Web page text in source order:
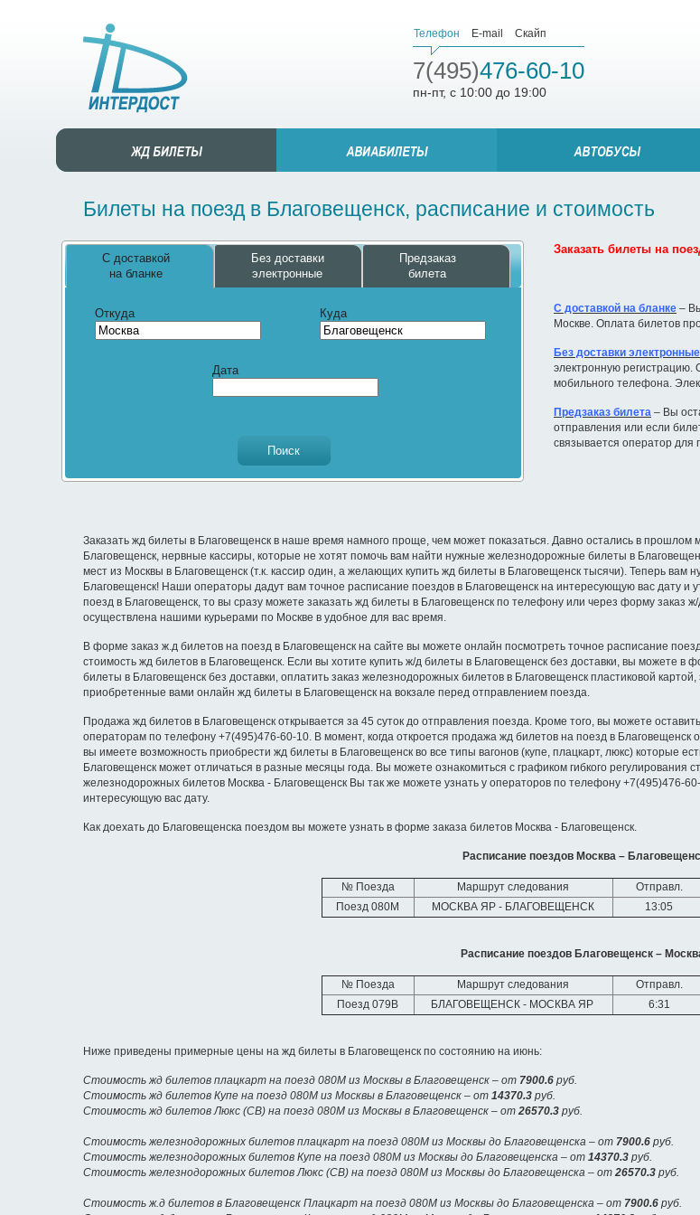
Телефон E-mail Скайп
7(495)476-60-10
пн-пт, с 10:00 до 19:00
Билеты на поезд в Благовещенск, расписание и стоимость
С доставкой
на бланке
Без доставки
электронные
Предзаказ
билета
Откуда Куда
Дата
Заказать билеты на
С доставкой на бланке –
Москве. Оплата билетов
Без доставки электронные
электронную регистрацию.
мобильного телефона.
Предзаказ билета – Вы
отправления или если
связывается оператор для
Заказать жд билеты в Благовещенск в наше время намного проще, чем может показаться. Давно остались в прошлом
Благовещенск, нервные кассиры, которые не хотят помочь вам найти нужные железнодорожные билеты в
мест из Москвы в Благовещенск (т.к. кассир один, а желающих купить жд билеты в Благовещенск тысячи). Теперь вам
Благовещенск! Наши операторы дадут вам точное расписание поездов в Благовещенск на интересующую вас дату
поезд в Благовещенск, то вы сразу можете заказать жд билеты в Благовещенск по телефону или через форму заказ
осуществлена нашими курьерами по Москве в удобное для вас время.
В форме заказ ж.д билетов на поезд в Благовещенск на сайте вы можете онлайн посмотреть точное расписание
стоимость жд билетов в Благовещенск. Если вы хотите купить ж/д билеты в Благовещенск без доставки, вы можете
билеты в Благовещенск без доставки, оплатить заказ железнодорожных билетов в Благовещенск пластиковой
приобретенные вами онлайн жд билеты в Благовещенск на вокзале перед отправлением поезда.
Продажа жд билетов в Благовещенск открывается за 45 суток до отправления поезда. Кроме того, вы можете
операторам по телефону +7(495)476-60-10. В момент, когда откроется продажа жд билетов на поезд в
вы имеете возможность приобрести жд билеты в Благовещенск во все типы вагонов (купе, плацкарт, люкс) которые
Благовещенск может отличаться в разные месяцы года. Вы можете ознакомиться с графиком гибкого
железнодорожных билетов Москва - Благовещенск Вы так же можете узнать у операторов по телефону +7(495)476-
интересующую вас дату.
Как доехать до Благовещенска поездом вы можете узнать в форме заказа билетов Москва - Благовещенск.
Расписание поездов Москва –
№ Поезда Маршрут следования Отправл.
Поезд 080М
МОСКВА ЯР - БЛАГОВЕЩЕНСК 13:05
Расписание поездов Благовещенск –
№ Поезда Маршрут следования Отправл.
Поезд 079В
БЛАГОВЕЩЕНСК - МОСКВА ЯР 6:31
Ниже приведены примерные цены на жд билеты в Благовещенск по состоянию на июнь:
Стоимость жд билетов плацкарт на поезд 080М из Москвы в Благовещенск – от 7900.6 руб.
Стоимость жд билетов Купе на поезд 080М из Москвы в Благовещенск – от 14370.3 руб.
Стоимость жд билетов Люкс (СВ) на поезд 080М из Москвы в Благовещенск – от 26570.3 руб.
Стоимость железнодорожных билетов плацкарт на поезд 080М из Москвы до Благовещенска – от 7900.6 руб.
Стоимость железнодорожных билетов Купе на поезд 080М из Москвы до Благовещенска – от 14370.3 руб.
Стоимость железнодорожных билетов Люкс (СВ) на поезд 080М из Москвы до Благовещенска – от 26570.3 руб.
Стоимость ж.д билетов в Благовещенск Плацкарт на поезд 080М из Москвы до Благовещенска – от 7900.6 руб.